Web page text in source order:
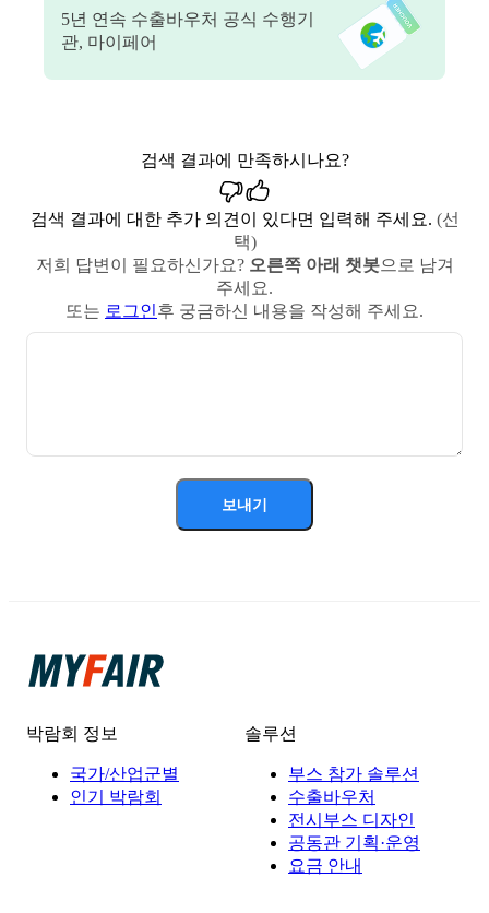
5년 연속 수출바우처 공식 수행기
관, 마이페어
검색 결과에 만족하시나요?
검색 결과에 대한 추가 의견이 있다면 입력해 주세요. (선
택)
저희 답변이 필요하신가요? 오른쪽 아래 챗봇으로 남겨
주세요.
또는 로그인후 궁금하신 내용을 작성해 주세요.
보내기
박람회 정보
국가/산업군별
인기 박람회
솔루션
부스 참가 솔루션
수출바우처
전시부스 디자인
공동관 기획·운영
요금 안내